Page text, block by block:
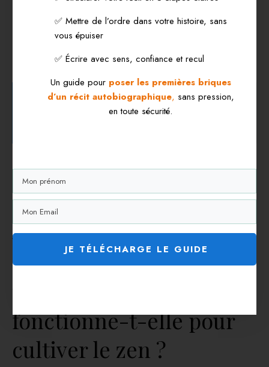
apaisante, comme une balade dans la
nature ou une journée parfaite à venir.
Cette pratique stimule votre imaginaire
tout en favorisant un état de détente.
Les personnes qui ont lu cet article ont aussi
Libérez votre créativité et exprimez vos
repose sur leur régularité. En adoptant ces
habitudes, vous transformez l’écriture en
un espace sécurisant où vous pouvez
explorer vos émotions et vos pensées sans
jugement.
Pourquoi l’écriture
fonctionne-t-elle pour
cultiver le zen ?
✅ Mettre de l’ordre dans votre histoire, sans
vous épuiser
✅ Écrire avec sens, confiance et recul
Un guide pour poser les premières briques
d’un récit autobiographique, sans pression,
en toute sécurité.
JE TÉLÉCHARGE LE GUIDE